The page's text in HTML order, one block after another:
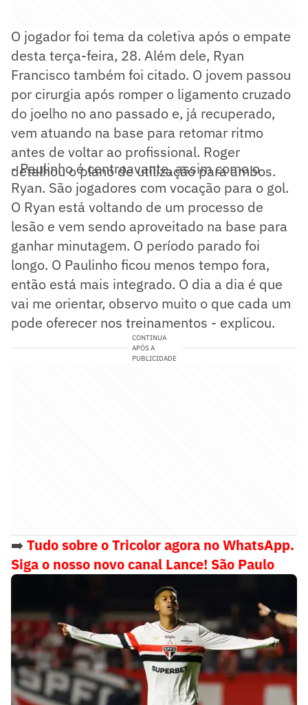
O jogador foi tema da coletiva após o empate
desta terça-feira, 28. Além dele, Ryan
Francisco também foi citado. O jovem passou
por cirurgia após romper o ligamento cruzado
do joelho no ano passado e, já recuperado,
vem atuando na base para retomar ritmo
antes de voltar ao profissional. Roger
detalhou o plano de utilização para ambos.
- Paulinho é centroavante, assim como o
Ryan. São jogadores com vocação para o gol.
O Ryan está voltando de um processo de
lesão e vem sendo aproveitado na base para
ganhar minutagem. O período parado foi
longo. O Paulinho ficou menos tempo fora,
então está mais integrado. O dia a dia é que
vai me orientar, observo muito o que cada um
pode oferecer nos treinamentos - explicou.
CONTINUA
APÓS A
PUBLICIDADE
➡️ Tudo sobre o Tricolor agora no WhatsApp.
Siga o nosso novo canal Lance! São Paulo